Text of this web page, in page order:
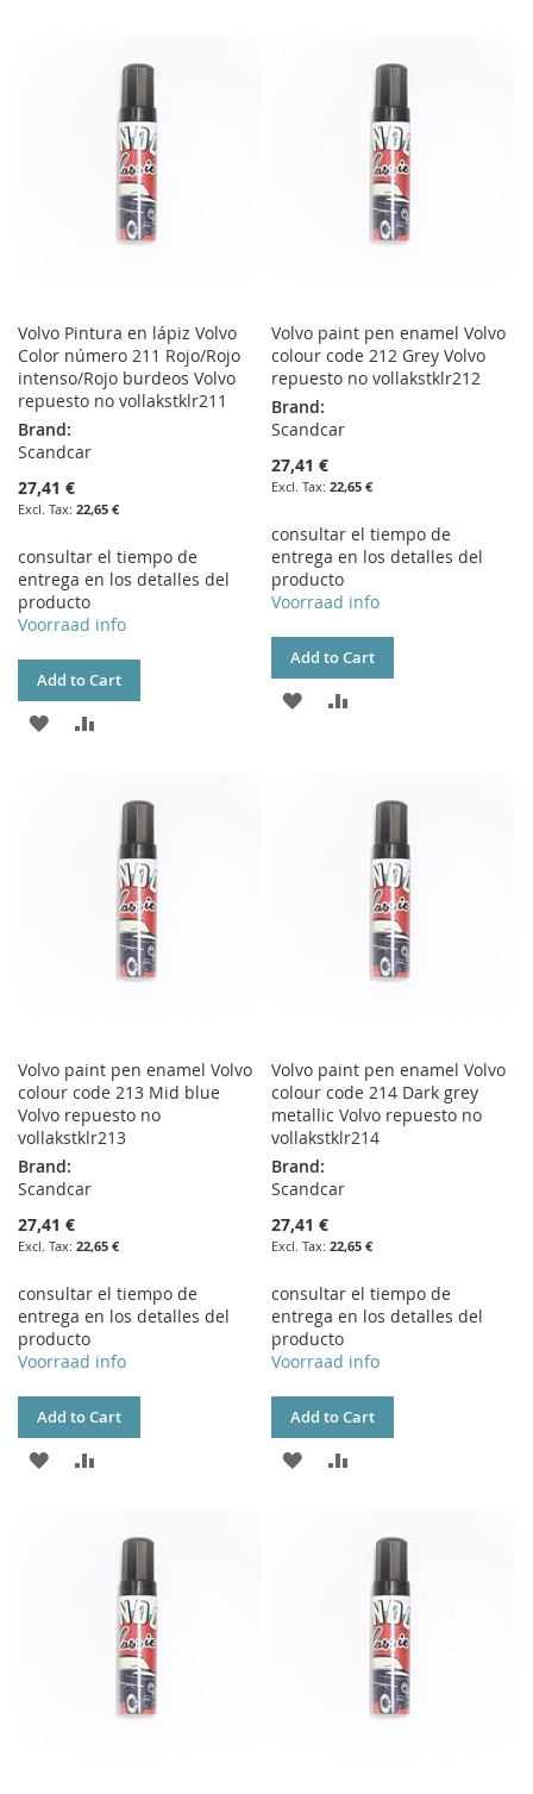
COMPARE
COMPARE
Volvo Pintura en lápiz Volvo
Color número 211 Rojo/Rojo
intenso/Rojo burdeos Volvo
repuesto no vollakstklr211
Brand:
Scandcar
27,41 €
22,65 €
consultar el tiempo de
entrega en los detalles del
producto
Voorraad info
Add to Cart
ADD
COMPARE
Volvo paint pen enamel Volvo
colour code 212 Grey Volvo
repuesto no vollakstklr212
Brand:
Scandcar
27,41 €
22,65 €
consultar el tiempo de
entrega en los detalles del
producto
Voorraad info
Add to Cart
ADD
Volvo paint pen enamel Volvo
colour code 213 Mid blue
Volvo repuesto no
vollakstklr213
Brand:
Scandcar
27,41 €
22,65 €
consultar el tiempo de
entrega en los detalles del
producto
Voorraad info
Add to Cart
ADD
COMPARE
Volvo paint pen enamel Volvo
colour code 214 Dark grey
metallic Volvo repuesto no
vollakstklr214
Brand:
Scandcar
27,41 €
22,65 €
consultar el tiempo de
entrega en los detalles del
producto
Voorraad info
Add to Cart
ADD
COMPARE